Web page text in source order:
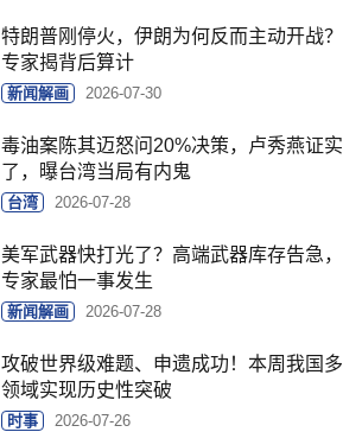
特朗普刚停火，伊朗为何反而主动开战？
专家揭背后算计
新闻解画 2026-07-30
毒油案陈其迈怒问20%决策，卢秀燕证实
了，曝台湾当局有内鬼
台湾 2026-07-28
美军武器快打光了？高端武器库存告急，
专家最怕一事发生
新闻解画 2026-07-28
攻破世界级难题、申遗成功！本周我国多
领域实现历史性突破
时事 2026-07-26